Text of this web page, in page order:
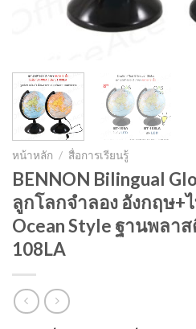
หน้าหลัก / สื่อการเรียนรู้
BENNON Bilingual
ลูกโลกจำลอง อังกฤษ+
Ocean Style ฐานพลาส
108LA